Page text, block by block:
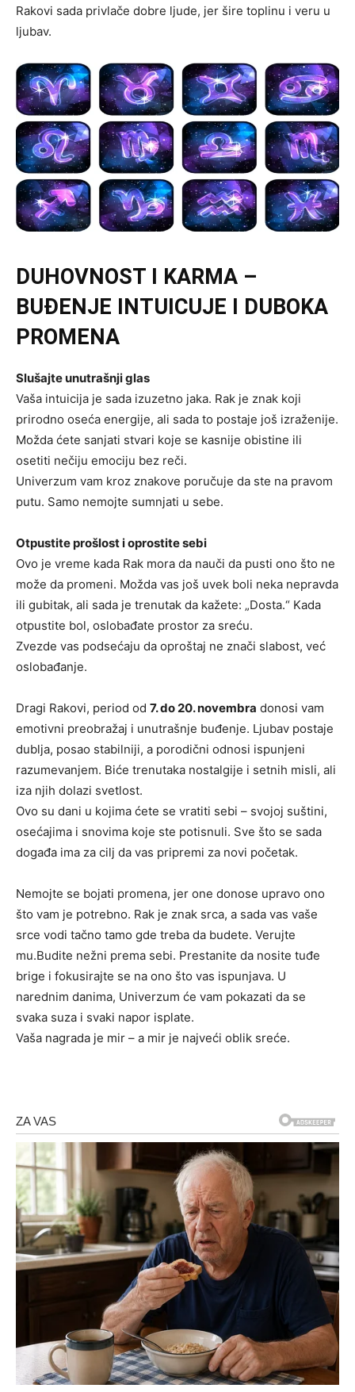
Rakovi sada privlače dobre ljude, jer šire toplinu i veru u
ljubav.
DUHOVNOST I KARMA –
BUĐENJE INTUICUJE I DUBOKA
PROMENA
Slušajte unutrašnji glas
Vaša intuicija je sada izuzetno jaka. Rak je znak koji
prirodno oseća energije, ali sada to postaje još izraženije.
Možda ćete sanjati stvari koje se kasnije obistine ili
osetiti nečiju emociju bez reči.
Univerzum vam kroz znakove poručuje da ste na pravom
putu. Samo nemojte sumnjati u sebe.
Otpustite prošlost i oprostite sebi
Ovo je vreme kada Rak mora da nauči da pusti ono što ne
može da promeni. Možda vas još uvek boli neka nepravda
ili gubitak, ali sada je trenutak da kažete: „Dosta.“ Kada
otpustite bol, oslobađate prostor za sreću.
Zvezde vas podsećaju da oproštaj ne znači slabost, već
oslobađanje.
Dragi Rakovi, period od 7. do 20. novembra donosi vam
emotivni preobražaj i unutrašnje buđenje. Ljubav postaje
dublja, posao stabilniji, a porodični odnosi ispunjeni
razumevanjem. Biće trenutaka nostalgije i setnih misli, ali
iza njih dolazi svetlost.
Ovo su dani u kojima ćete se vratiti sebi – svojoj suštini,
osećajima i snovima koje ste potisnuli. Sve što se sada
događa ima za cilj da vas pripremi za novi početak.
Nemojte se bojati promena, jer one donose upravo ono
što vam je potrebno. Rak je znak srca, a sada vas vaše
srce vodi tačno tamo gde treba da budete. Verujte
mu.Budite nežni prema sebi. Prestanite da nosite tuđe
brige i fokusirajte se na ono što vas ispunjava. U
narednim danima, Univerzum će vam pokazati da se
svaka suza i svaki napor isplate.
Vaša nagrada je mir – a mir je najveći oblik sreće.